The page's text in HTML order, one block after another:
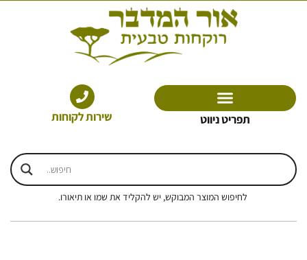
תפריט ניווט שירות לקוחות
לחיפוש המוצר המבוקש, יש להקליד את שמו או תיאורו.